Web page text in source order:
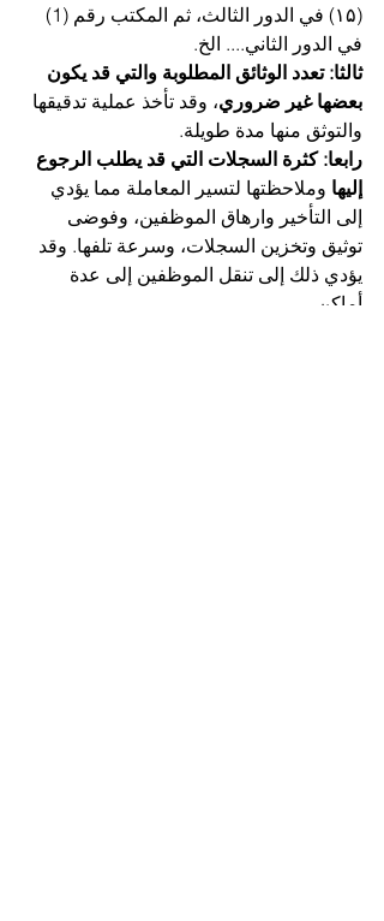
(۱۵) في الدور الثالث، ثم المكتب رقم (1)
في الدور الثاني.... الخ.
ثالثا: تعدد الوثائق المطلوبة والتي قد يكون
بعضها غير ضروري، وقد تأخذ عملية تدقيقها
والتوثق منها مدة طويلة.
رابعا: كثرة السجلات التي قد يطلب الرجوع
إليها وملاحظتها لتسير المعاملة مما يؤدي
إلى التأخير وارهاق الموظفين، وفوضى
توثيق وتخزين السجلات، وسرعة تلفها. وقد
يؤدي ذلك إلى تنقل الموظفين إلى عدة
أماكن.